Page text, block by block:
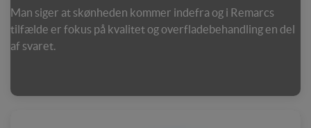
Man siger at skønheden kommer indefra og i Remarcs
tilfælde er fokus på kvalitet og overfladebehandling en del
af svaret.